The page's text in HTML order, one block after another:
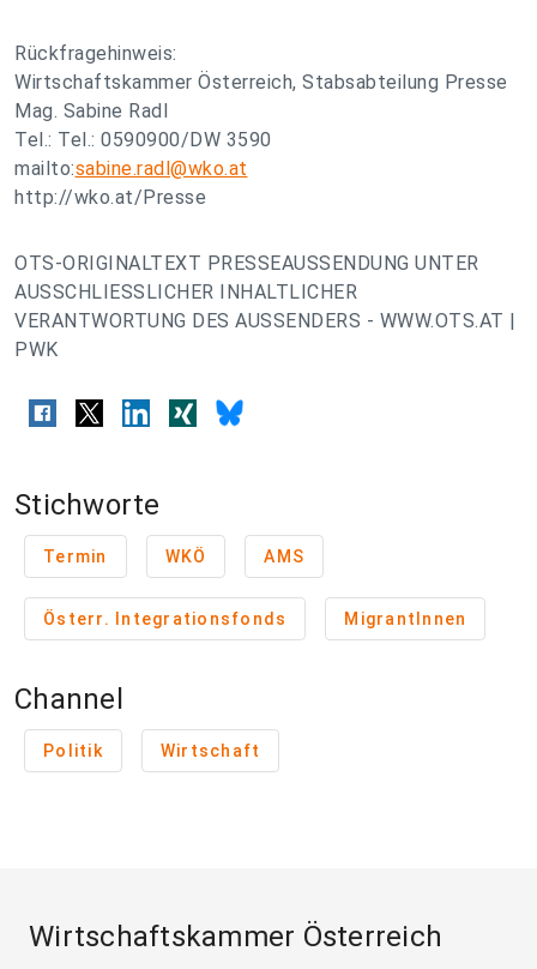
Rückfragehinweis:
Wirtschaftskammer Österreich, Stabsabteilung Presse
Mag. Sabine Radl
Tel.: Tel.: 0590900/DW 3590
mailto:sabine.radl@wko.at
http://wko.at/Presse
OTS-ORIGINALTEXT PRESSEAUSSENDUNG UNTER
AUSSCHLIESSLICHER INHALTLICHER
VERANTWORTUNG DES AUSSENDERS - WWW.OTS.AT |
PWK
Stichworte
Termin WKÖ AMS
Österr. Integrationsfonds MigrantInnen
Channel
Politik Wirtschaft
Wirtschaftskammer Österreich